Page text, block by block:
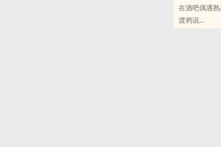
在酒吧偶遇
渡鸦说